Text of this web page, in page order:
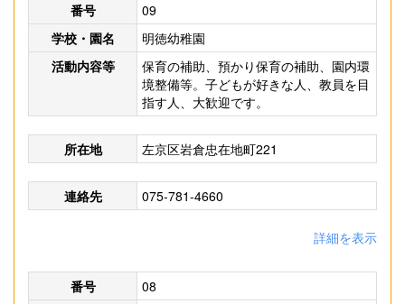
番号
09
学校・園名
明徳幼稚園
活動内容等
保育の補助、預かり保育の補助、園内環
境整備等。子どもが好きな人、教員を目
指す人、大歓迎です。
所在地 左京区岩倉忠在地町221
連絡先 075-781-4660
詳細を表示
番号
08